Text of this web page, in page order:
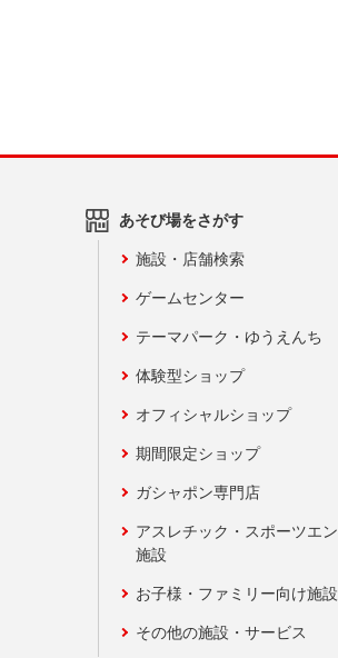
あそび場をさがす
施設・店舗検索
ゲームセンター
テーマパーク・ゆうえんち
体験型ショップ
オフィシャルショップ
期間限定ショップ
ガシャポン専門店
アスレチック・スポーツエ
施設
お子様・ファミリー向け施設
その他の施設・サービス